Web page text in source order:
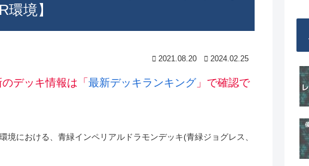
境】
2021.08.20 2024.02.25
デッキ情報は「 最新デッキランキング」で確認で
における、青緑インペリアルドラモンデッキ(青緑ジョグレス、